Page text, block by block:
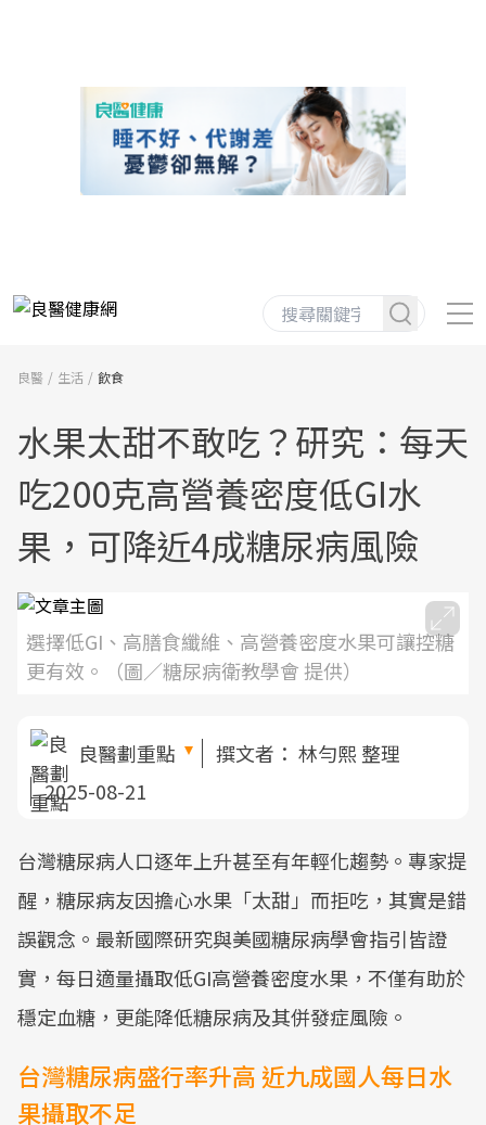
良醫 生活 飲食
水果太甜不敢吃？研究：每天
吃200克高營養密度低GI水
果，可降近4成糖尿病風險
選擇低GI、高膳食纖維、高營養密度水果可讓控糖
更有效。（圖／糖尿病衛教學會 提供）
良醫劃重點 撰文者： 林勻熙 整理
2025-08-21
台灣糖尿病人口逐年上升甚至有年輕化趨勢。專家提
醒，糖尿病友因擔心水果「太甜」而拒吃，其實是錯
誤觀念。最新國際研究與美國糖尿病學會指引皆證
實，每日適量攝取低GI高營養密度水果，不僅有助於
穩定血糖，更能降低糖尿病及其併發症風險。
台灣糖尿病盛行率升高 近九成國人每日水
果攝取不足